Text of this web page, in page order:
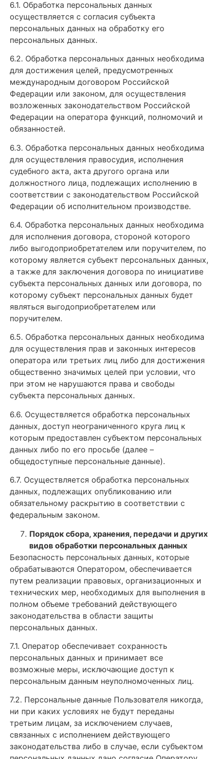
6.1. Обработка персональных данных
осуществляется с согласия субъекта
персональных данных на обработку его
персональных данных.
6.2. Обработка персональных данных необходима
для достижения целей, предусмотренных
международным договором Российской
Федерации или законом, для осуществления
возложенных законодательством Российской
Федерации на оператора функций, полномочий и
обязанностей.
6.3. Обработка персональных данных необходима
для осуществления правосудия, исполнения
судебного акта, акта другого органа или
должностного лица, подлежащих исполнению в
соответствии с законодательством Российской
Федерации об исполнительном производстве.
6.4. Обработка персональных данных необходима
для исполнения договора, стороной которого
либо выгодоприобретателем или поручителем, по
которому является субъект персональных данных,
а также для заключения договора по инициативе
субъекта персональных данных или договора, по
которому субъект персональных данных будет
являться выгодоприобретателем или
поручителем.
6.5. Обработка персональных данных необходима
для осуществления прав и законных интересов
оператора или третьих лиц либо для достижения
общественно значимых целей при условии, что
при этом не нарушаются права и свободы
субъекта персональных данных.
6.6. Осуществляется обработка персональных
данных, доступ неограниченного круга лиц к
которым предоставлен субъектом персональных
данных либо по его просьбе (далее –
общедоступные персональные данные).
6.7. Осуществляется обработка персональных
данных, подлежащих опубликованию или
обязательному раскрытию в соответствии с
федеральным законом.
Порядок сбора, хранения, передачи и других
видов обработки персональных данных
Безопасность персональных данных, которые
обрабатываются Оператором, обеспечивается
путем реализации правовых, организационных и
технических мер, необходимых для выполнения в
полном объеме требований действующего
законодательства в области защиты
персональных данных.
7.1. Оператор обеспечивает сохранность
персональных данных и принимает все
возможные меры, исключающие доступ к
персональным данным неуполномоченных лиц.
7.2. Персональные данные Пользователя никогда,
ни при каких условиях не будут переданы
третьим лицам, за исключением случаев,
связанных с исполнением действующего
законодательства либо в случае, если субъектом